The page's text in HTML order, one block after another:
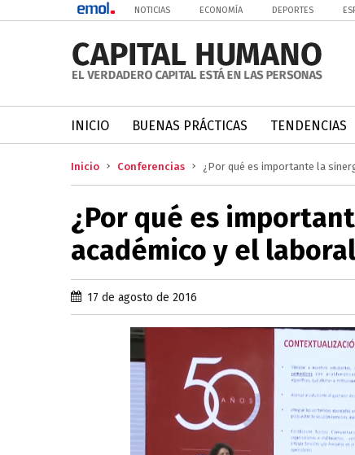
NOTICIAS ECONOMÍA DEPORTES
INICIO BUENAS PRÁCTICAS TENDENCIAS
Inicio Conferencias ¿Por qué es importante la
¿Por qué es
académico y el
17 de agosto de 2016